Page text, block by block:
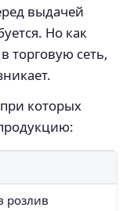
выдачей
Но как
торговую сеть,
которых
розлив